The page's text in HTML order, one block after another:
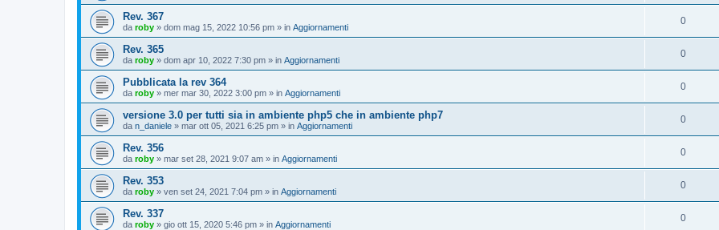
Rev. 367
da roby » dom mag 15, 2022 10:56 pm » in Aggiornamenti
0
Rev. 365
da roby » dom apr 10, 2022 7:30 pm » in Aggiornamenti
0
Pubblicata la rev 364
da roby » mer mar 30, 2022 3:00 pm » in Aggiornamenti
0
versione 3.0 per tutti sia in ambiente php5 che in ambiente php7
da n_daniele » mar ott 05, 2021 6:25 pm » in Aggiornamenti
0
Rev. 356
da roby » mar set 28, 2021 9:07 am » in Aggiornamenti
0
Rev. 353
da roby » ven set 24, 2021 7:04 pm » in Aggiornamenti
0
Rev. 337
da roby » gio ott 15, 2020 5:46 pm » in Aggiornamenti
0